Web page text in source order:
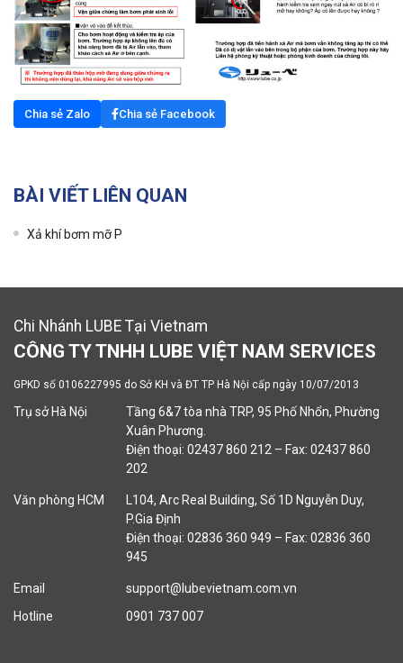
Chia sẻ Zalo Chia sẻ Facebook
BÀI VIẾT LIÊN QUAN
Xả khí bơm mỡ P
Chi Nhánh LUBE Tại Vietnam
CÔNG TY TNHH LUBE VIỆT NAM SERVICES
GPKD số 0106227995 do Sở KH và ĐT TP Hà Nội cấp ngày 10/07/2013
Trụ sở Hà Nội
Tầng 6&7 tòa nhà TRP, 95 Phố Nhổn, Phường
Xuân Phương.
Điện thoại: 02437 860 212 – Fax: 02437 860
202
Văn phòng HCM
L104, Arc Real Building, Số 1D Nguyễn Duy,
P.Gia Định
Điện thoại: 02836 360 949 – Fax: 02836 360
945
Email
support@lubevietnam.com.vn
Hotline
0901 737 007